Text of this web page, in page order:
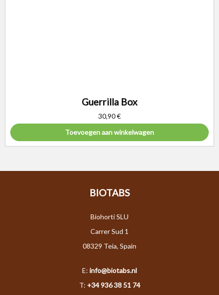
Guerrilla Box
30,90€
Toevoegen aan winkelwagen
BIOTABS
Biohorti SLU
Carrer Sud 1
08329 Teia, Spain
E: info@biotabs.nl
T: +34 936 38 51 74